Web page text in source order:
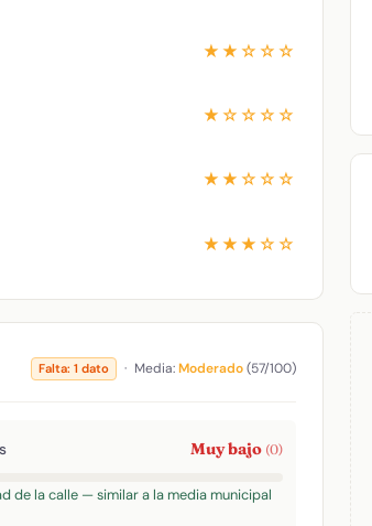
★★☆☆☆
★☆☆☆☆
★★☆☆☆
★★★☆☆
Falta: 1 dato · Media:Moderado(57/100)
Muy bajo (0)
de la calle — similar a la media municipal